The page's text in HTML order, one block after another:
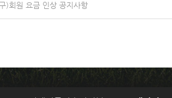
)회원 요금 인상 공지사항